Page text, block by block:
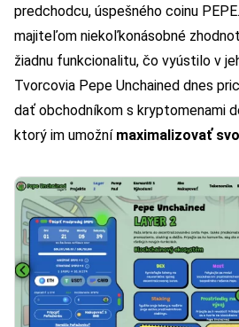
predchodcu, úspešného coinu
majiteľom niekoľkonásobné
žiadnu funkcionalitu, čo vyústilo v
Tvorcovia Pepe Unchained dnes
dať obchodníkom s kryptomenami
ktorý im umožní maximalizovať